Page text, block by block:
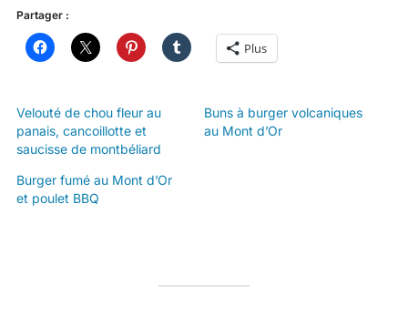
Partager :
Plus
Velouté de chou fleur au
panais, cancoillotte et
saucisse de montbéliard
Buns à burger volcaniques
au Mont d’Or
Burger fumé au Mont d’Or
et poulet BBQ